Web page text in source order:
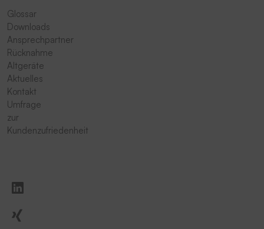
Glossar
Downloads
Ansprechpartner
Rücknahme
Altgeräte
Aktuelles
Kontakt
Umfrage
zur
Kundenzufriedenheit